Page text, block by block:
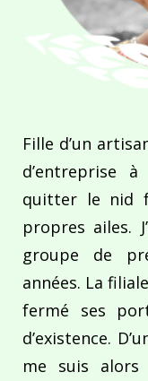
Fille d’un
d’entreprise
quitter le nid
propres ailes.
groupe de
années. La
fermé ses
d’existence.
me suis alors